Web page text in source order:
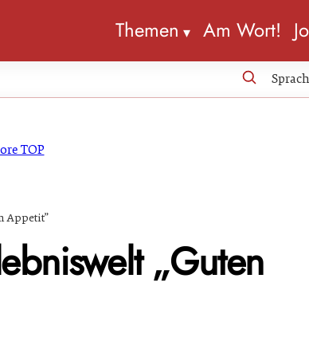
Themen Am Wort!
Appetit”
„Guten